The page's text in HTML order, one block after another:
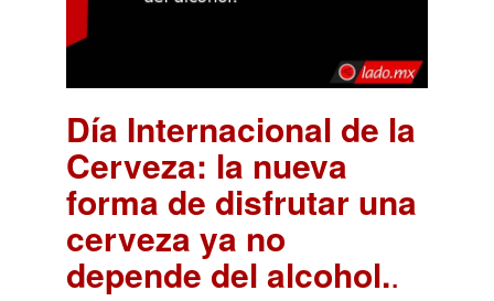
Día Internacional de la
Cerveza: la nueva
forma de disfrutar una
cerveza ya no
depende del alcohol..